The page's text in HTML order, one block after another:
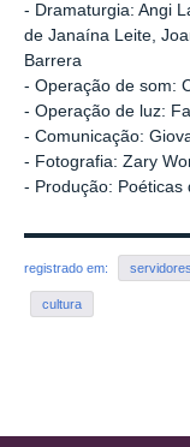
- Dramaturgia: Angi
de Janaína Leite,
Barrera
- Operação de som:
- Operação de luz:
- Comunicação:
- Fotografia: Zary
- Produção: Poéticas
registrado em: servidores
cultura